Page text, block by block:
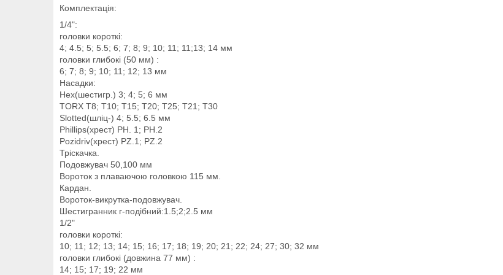
Комплектація:
1/4":
головки короткі:
4; 4.5; 5; 5.5; 6; 7; 8; 9; 10; 11; 11;13; 14 мм
головки глибокі (50 мм) :
6; 7; 8; 9; 10; 11; 12; 13 мм
Насадки:
Hex(шестигр.) 3; 4; 5; 6 мм
TORX T8; T10; T15; T20; T25; T21; T30
Slotted(шліц-) 4; 5.5; 6.5 мм
Phillips(хрест) PH. 1; PH.2
Pozidriv(хрест) PZ.1; PZ.2
Тріскачка.
Подовжувач 50,100 мм
Вороток з плаваючою головкою 115 мм.
Кардан.
Вороток-викрутка-подовжувач.
Шестигранник г-подібний:1.5;2;2.5 мм
1/2"
головки короткі:
10; 11; 12; 13; 14; 15; 16; 17; 18; 19; 20; 21; 22; 24; 27; 30; 32 мм
головки глибокі (довжина 77 мм) :
14; 15; 17; 19; 22 мм